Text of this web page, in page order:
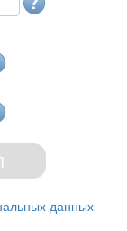
данных